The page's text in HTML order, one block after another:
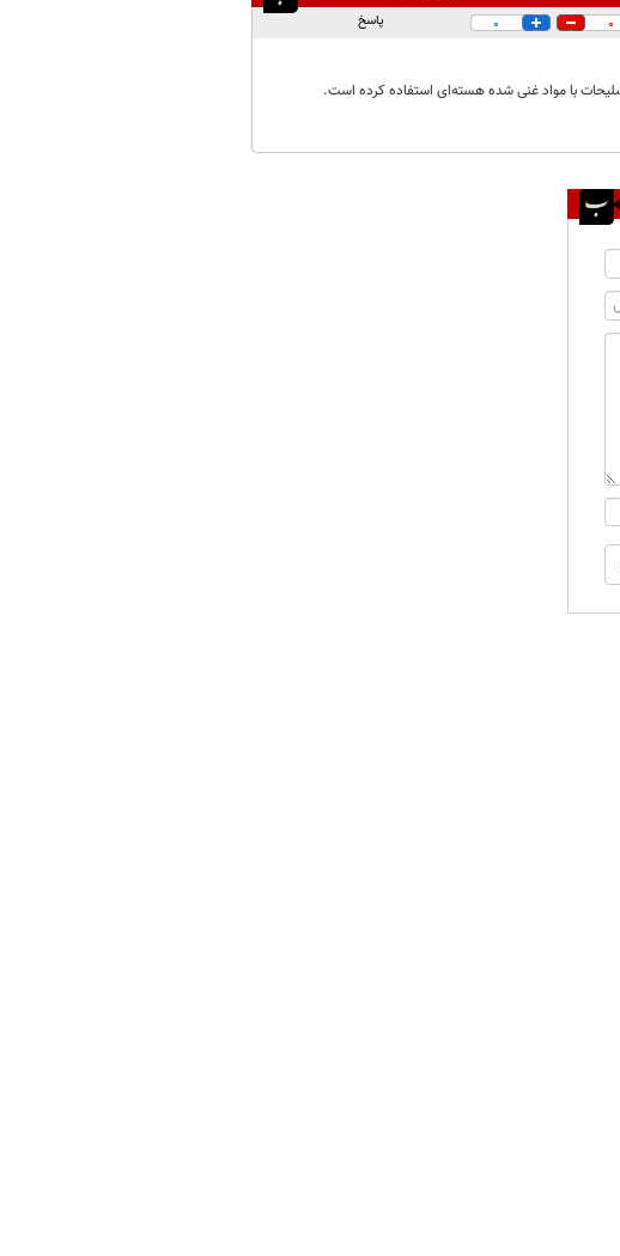
0
0 پاسخ
با مواد غنی شده هسته‌ای استفاده کرده است.